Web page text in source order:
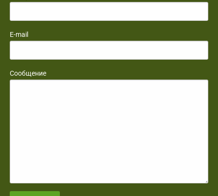
E-mail
Сообщение